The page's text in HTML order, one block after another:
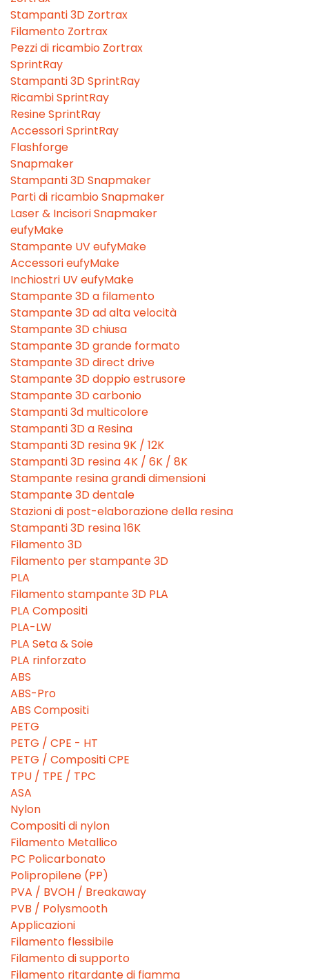
Stampanti 3D Zortrax
Filamento Zortrax
Pezzi di ricambio Zortrax
SprintRay
Stampanti 3D SprintRay
Ricambi SprintRay
Resine SprintRay
Accessori SprintRay
Flashforge
Snapmaker
Stampanti 3D Snapmaker
Parti di ricambio Snapmaker
Laser & Incisori Snapmaker
eufyMake
Stampante UV eufyMake
Accessori eufyMake
Inchiostri UV eufyMake
Stampante 3D a filamento
Stampante 3D ad alta velocità
Stampante 3D chiusa
Stampante 3D grande formato
Stampante 3D direct drive
Stampante 3D doppio estrusore
Stampante 3D carbonio
Stampanti 3d multicolore
Stampanti 3D a Resina
Stampanti 3D resina 9K / 12K
Stampanti 3D resina 4K / 6K / 8K
Stampante resina grandi dimensioni
Stampante 3D dentale
Stazioni di post-elaborazione della resina
Stampanti 3D resina 16K
Filamento 3D
Filamento per stampante 3D
PLA
Filamento stampante 3D PLA
PLA Compositi
PLA-LW
PLA Seta & Soie
PLA rinforzato
ABS
ABS-Pro
ABS Compositi
PETG
PETG / CPE - HT
PETG / Compositi CPE
TPU / TPE / TPC
ASA
Nylon
Compositi di nylon
Filamento Metallico
PC Policarbonato
Polipropilene (PP)
PVA / BVOH / Breakaway
PVB / Polysmooth
Applicazioni
Filamento flessibile
Filamento di supporto
Filamento ritardante di fiamma